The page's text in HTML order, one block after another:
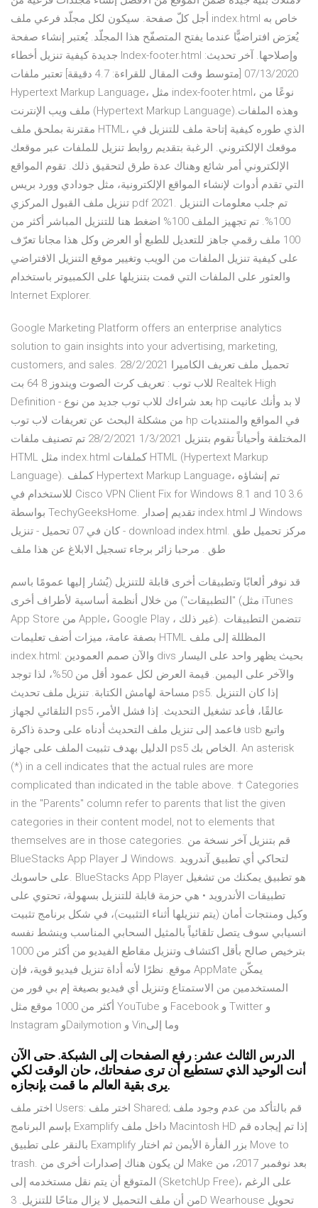
أجل كلّ صفحة. سيكون لكل مجلّد فرعي ملف index.html خاص به
يُعرَض افتراضيًّا عندما يفتح المتصفّح هذا المجلّد. يُعتبر إنشاء صفحة
جديدة كيفية تنزيل أخطاء Index-footer.html وإصلاحها. آخر تحديث:
07/13/2020 [متوسط وقت المقال للقراءة: 4.7 دقيقة] تعتبر ملفات
Hypertext Markup Language، مثل index-footer.html، نوعًا من
ملف ويب الإنترنت (Hypertext Markup Language).وهذه الملفات
مقترنة بملحق ملف HTML، الذي طوره كيفية إتاحة ملف للتنزيل في
موقعك الإلكتروني. الرغبة بتقديم روابط تنزيل للملفات عبر موقعك
الإلكتروني أمر شائع وهناك عدة طرق لتحقيق ذلك. تقوم المواقع
التي تقدم أدوات لإنشاء المواقع الإلكترونية، مثل جودادي وورد بريس
تنزيل ملف القبول المركزي pdf 2021. تم جلب معلومات التنزيل
100%. تم تجهيز الملف 100% اضغط هنا للتنزيل المباشر أكثر من
100 ملف رقمي جاهز للتعديل للطبع أو العرض وكل هذا مجانا تعرّف
على كيفية تنزيل الملفات من الويب وتغيير موقع التنزيل الافتراضي
والعثور على الملفات التي قمت بتنزيلها على الكمبيوتر باستخدام
Internet Explorer.
Google Marketing Platform offers an enterprise analytics
solution to gain insights into your advertising, marketing,
customers, and sales. 28/2/2021 تحميل ملف تعريف الكاميرا
للاب توب : تعريف كرت الصوت ويندوز 8 64 بت Realtek High
Definition - بعد شراءك للاب توب جديد من نوع hp لا بد وأنك عانيت
من مشكلة البحث عن تعريفات لاب توب hp في المواقع والمنتديات
المختلفة وأحياناً تقوم بتنزيل 1/3/2021 28/2/2021 تم تصنيف ملفات
HTML مثل index.html كملفات HTML (Hypertext Markup
Language). كملف Hypertext Markup Language، تم إنشاؤه
للاستخدام في Cisco VPN Client Fix for Windows 8.1 and 10 3.6
بواسطة TechyGeeksHome. تقديم إصدار index.html لـ Windows
كان في 07 تحميل - تنزيل - download index.html. مركز تحميل طق
طق . مرحبا زائر برجاء تسجيل الابلاغ عن هذا ملف
قد نوفر ألعابًا وتطبيقات أخرى قابلة للتنزيل (يُشار إليها عمومًا باسم
"التطبيقات") من خلال أنظمة أساسية لأطراف أخرى (مثل iTunes
App Store من Apple،‏ Google Play ، غير ذلك). تتضمن التطبيقات
بصفة عامة، ميزات أضف تعليمات HTML المظللة إلى ملف
index.html: واﻵن صمم العمودين divs بحيث يظهر واحد على اليسار
واﻵخر على اليمين. قيمة العرض لكل عمود أقل من 50%، لذا توجد
مساحة لهامش الكتابة. تنزيل ملف تحديث ps5. إذا كان التنزيل
التلقائي لجهاز ps5 عالقًا، فأعد تشغيل التحديث. إذا فشل الأمر،
فاعمد إلى تنزيل ملف التحديث أدناه على وحدة ذاكرة usb واتبع
الدليل بهدف تثبيت الملف على جهاز ps5 الخاص بك. An asterisk
(*) in a cell indicates that the actual rules are more
complicated than indicated in the table above. † Categories
in the "Parents" column refer to parents that list the given
categories in their content model, not to elements that
themselves are in those categories. قم بتنزيل آخر نسخة من
BlueStacks App Player لـ Windows. لتحاكي أي تطبيق آندرويد
على حاسوبك. BlueStacks App Player هو تطبيق يمكنك من تشغيل
تطبيقات الأندرويد • هي حزمة قابلة للتنزيل بسهولة، تحتوي على
وكيل ومنتجات أمان (يتم تنزيلها أثناء التثبيت)، في شكل برنامج تثبيت
انسيابي سوف يتصل تلقائياً بالمثيل السحابي المناسب وينشط نفسه
بترخيص صالح بأقل اكتشاف وتنزيل مقاطع الفيديو من أكثر من 1000
موقع. نظرًا لأنه أداة تنزيل فيديو قوية، فإن AppMate يمكّن
المستخدمين من الاستمتاع وتنزيل أي فيديو بصيغة إم بي فور من
أكثر من 1000 موقع مثل YouTube و Facebook و Twitter و
Instagram وDailymotion و Vinوما إلى
الدرس الثالث عشر: رفع الصفحات إلى الشبكة. حتى الآن
أنت الوحيد الذي تستطيع أن ترى صفحاتك، حان الوقت لكي
يرى بقية العالم ما قمت بإنجازه.
اختر ملف Users: اختر ملف Shared; قم بالتأكد من عدم وجود ملف
بإسم البرنامج Examplify داخل ملف Macintosh HD إذا تم إيجاده قم
بالنقر على تطبيق Examplify بزر الفأرة الأيمن ثم اختار Move to
trash. لن يكون هناك إصدارات أخرى من Make بعد نوفمبر 2017، من
المتوقع أن يتم نقل مستخدمه إلى (SketchUp Free)، على الرغم
من أن ملف التحميل لا يزال متاحًا للتنزيل. 3D Wearhouse تحويل